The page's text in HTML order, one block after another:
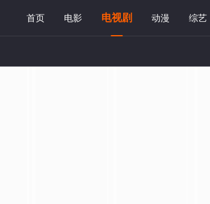
首页 电影 电视剧 动漫 综艺